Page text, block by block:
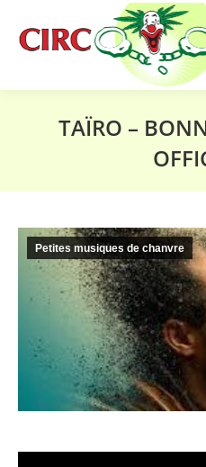
TAÏRO –
Petites musiques de chanvre